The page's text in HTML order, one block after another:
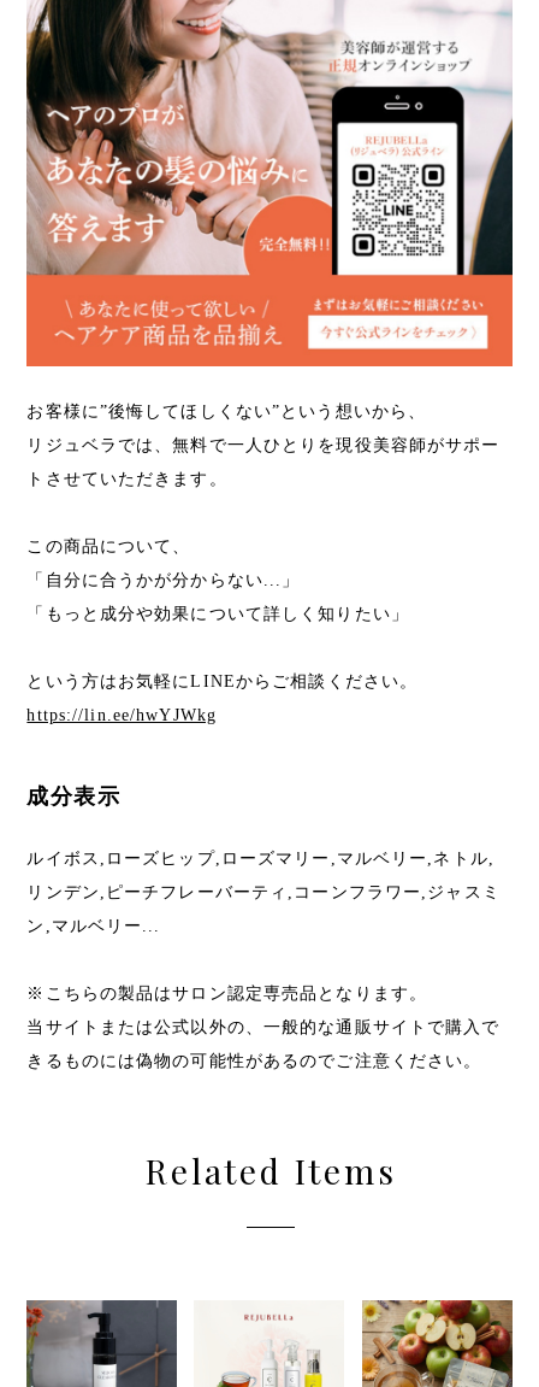
お客様に”後悔してほしくない”という想いから、
リジュベラでは、無料で一人ひとりを現役美容師がサポー
トさせていただきます。
この商品について、
「自分に合うかが分からない...」
「もっと成分や効果について詳しく知りたい」
という方はお気軽にLINEからご相談ください。
https://lin.ee/hwYJWkg
成分表示
ルイボス,ローズヒップ,ローズマリー,マルベリー,ネトル,
リンデン,ピーチフレーバーティ,コーンフラワー,ジャスミ
ン,マルベリー...
※こちらの製品はサロン認定専売品となります。
当サイトまたは公式以外の、一般的な通販サイトで購入で
きるものには偽物の可能性があるのでご注意ください。
Related Items